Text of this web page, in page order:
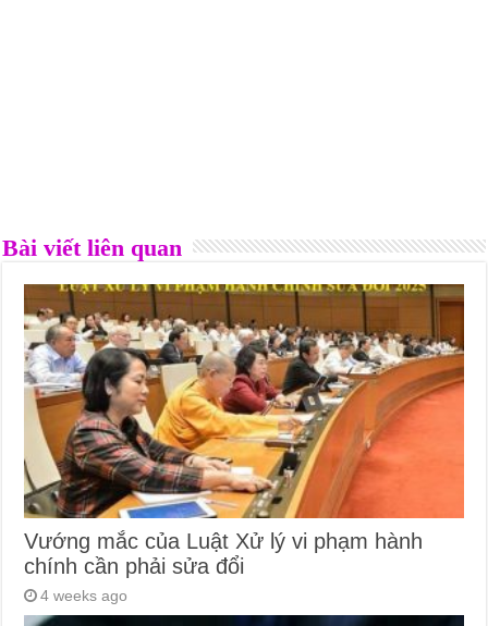
Bài viết liên quan
Vướng mắc của Luật Xử lý vi phạm hành
chính cần phải sửa đổi
4 weeks ago